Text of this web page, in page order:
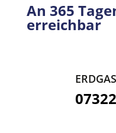
An 365
erreichbar
ERDGAS